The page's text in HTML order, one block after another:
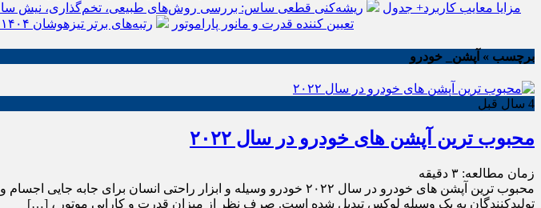
انواع باتری یو پی اس(ups)+مزایا معایب کاربرد+ جدول ریشه‌کنی قطعی ساس: بررسی روش‌های طبیعی، تخم‌گذاری، نیش
تعیین کننده قدرت و مانور پاراموتور
رتبه‌های برتر تیزهوشان ۱۴۰۴ چه کلاس‌هایی را انتخاب کردند؟
برچسب » آپشن_ خودرو
4 سال قبل
محبوب ترین آپشن های خودرو در سال ۲۰۲۲
زمان مطالعه: ۳ دقیقه
محبوب ترین آپشن های خودرو در سال ۲۰۲۲ خودرو وسیله و ابزار راحتی
تولیدکنندگان به یک وسیله لوکس تبدیل شده است. صرف نظر از میزان قدرت و کارایی موتور ، […]